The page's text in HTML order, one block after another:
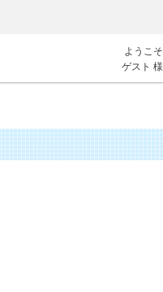
ようこそ
ゲスト 様